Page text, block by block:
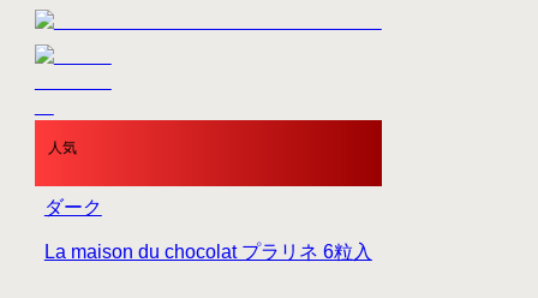
人気
La maison du chocolat プラリネ 6粒入
ダーク